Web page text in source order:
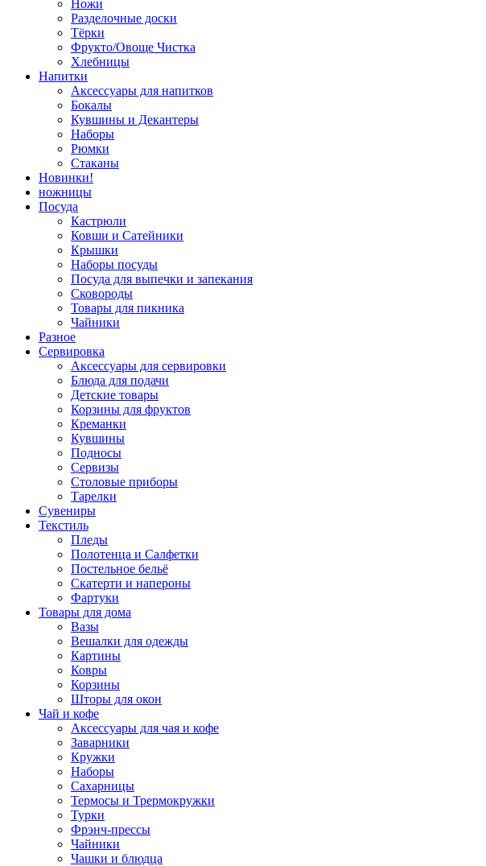
Ножи
Разделочные доски
Тёрки
Фрукто/Овоще Чистка
Хлебницы
Напитки
Аксессуары для напитков
Бокалы
Кувшины и Декантеры
Наборы
Рюмки
Стаканы
Новинки!
ножницы
Посуда
Кастрюли
Ковши и Сатейники
Крышки
Наборы посуды
Посуда для выпечки и запекания
Сковороды
Товары для пикника
Чайники
Разное
Сервировка
Аксессуары для сервировки
Блюда для подачи
Детские товары
Корзины для фруктов
Креманки
Кувшины
Подносы
Сервизы
Столовые приборы
Тарелки
Сувениры
Текстиль
Пледы
Полотенца и Салфетки
Постельное бельё
Скатерти и напероны
Фартуки
Товары для дома
Вазы
Вешалки для одежды
Картины
Ковры
Корзины
Шторы для окон
Чай и кофе
Аксессуары для чая и кофе
Заварники
Кружки
Наборы
Сахарницы
Термосы и Трермокружки
Турки
Фрэнч-прессы
Чайники
Чашки и блюдца